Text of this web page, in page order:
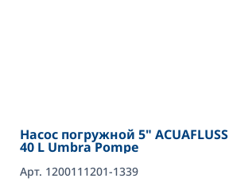
Насос погружной 5" ACUAFLUSS
40 L Umbra Pompe
Арт. 1200111201-1339